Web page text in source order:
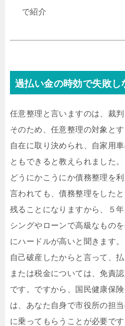
で紹介
過払い金の時効で失敗し
任意整理と言いますのは、裁
そのため、任意整理の対象と
自在に取り決められ、自家用
ともできると教えられました。
どうにかこうにか債務整理を
言われても、債務整理をした
残ることになりますから、５
シングやローンで高級なもの
にハードルが高いと聞きます。
自己破産したからと言って、
または税金については、免責
です。ですから、国民健康保
は、あなた自身で市役所の担
に乗ってもらうことが必要です